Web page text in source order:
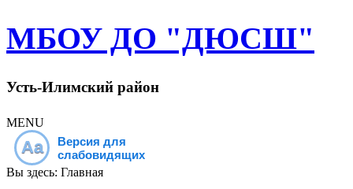
МБОУ ДО "ДЮСШ"
Усть-Илимский район
MENU
Aa
Версия для
слабовидящих
Вы здесь: Главная